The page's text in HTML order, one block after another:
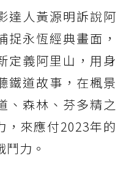
達人黃源明訴說阿
捉永恆經典畫面，
定義阿里山，用身
鐵道故事，在楓景
、森林、芬多精之
，來應付2023年的
力。